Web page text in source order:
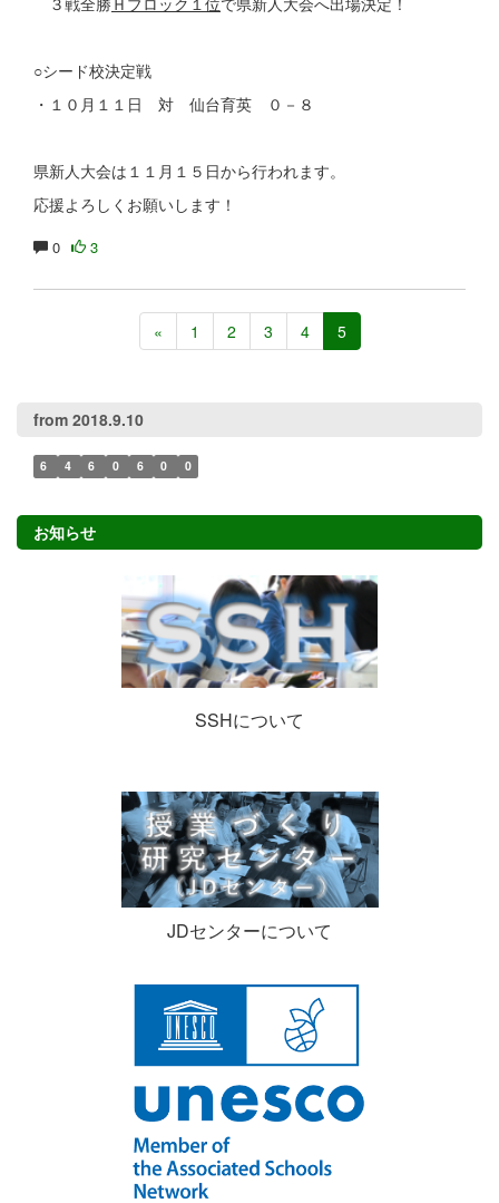
○シード校決定戦
・１０月１１日 対 仙台育英 ０－８
県新人大会は１１月１５日から行われます。
応援よろしくお願いします！
0 3
« 1 2 3 4 5
from 2018.9.10
6 4 6 0 6 0 0
お知らせ
SSHについて
JDセンターについて